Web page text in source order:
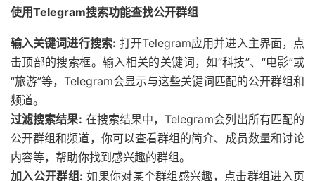
使用Telegram搜索功能查找公开群组
输入关键词进行搜索: 打开Telegram应用并进入主界面，点
击顶部的搜索框。输入相关的关键词，如“科技”、“电影”或
“旅游”等，Telegram会显示与这些关键词匹配的公开群组和
频道。
过滤搜索结果: 在搜索结果中，Telegram会列出所有匹配的
公开群组和频道，你可以查看群组的简介、成员数量和讨论
内容等，帮助你找到感兴趣的群组。
加入公开群组: 如果你对某个群组感兴趣，点击群组进入页